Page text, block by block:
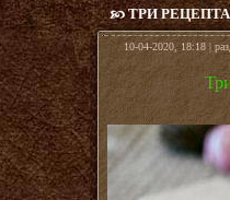
ТРИ
10-04-2020, 18:18 |